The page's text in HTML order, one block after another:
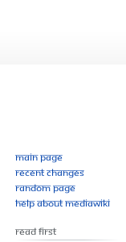
Main page
Recent changes
Random page
Help about MediaWiki
Read First